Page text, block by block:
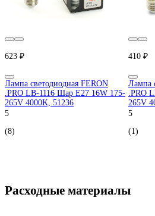
623 ₽
Лампа светодиодная FERON
.PRO LB-1116 Шар E27 16W 175-
265V 4000K, 51236
5
(8)
410 ₽
Лампа
.PRO
265V
5
(1)
Расходные материалы